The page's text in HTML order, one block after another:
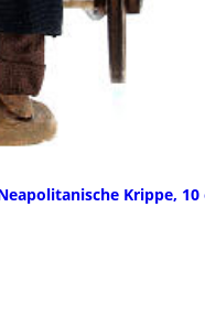
Krippe, 10